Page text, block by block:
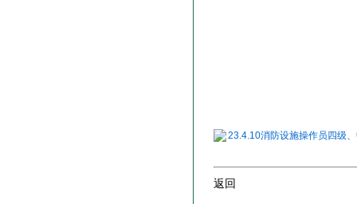
23.4.10消防设施操作员四级
返回